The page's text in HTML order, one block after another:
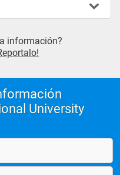
información?
University